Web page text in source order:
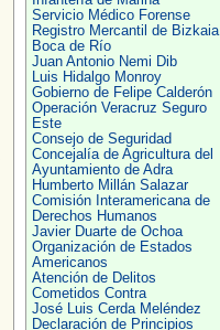
Servicio Médico Forense
Registro Mercantil de Bizkaia
Boca de Río
Juan Antonio Nemi Dib
Luis Hidalgo Monroy
Gobierno de Felipe Calderón
Operación Veracruz Seguro
Este
Consejo de Seguridad
Concejalía de Agricultura del
Ayuntamiento de Adra
Humberto Millán Salazar
Comisión Interamericana de
Derechos Humanos
Javier Duarte de Ochoa
Organización de Estados
Americanos
Atención de Delitos
Cometidos Contra
José Luis Cerda Meléndez
Declaración de Principios